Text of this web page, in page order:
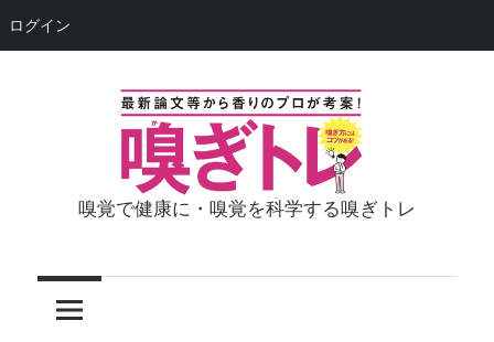
ログイン
ぎ
嗅覚で健康に・嗅覚を科学する嗅ぎトレ